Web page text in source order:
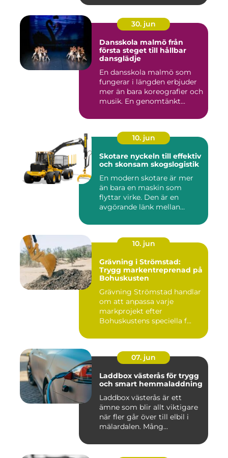
30. jun
Dansskola malmö från
första steget till hållbar
dansglädje
En dansskola malmö som
fungerar i längden erbjuder
mer än bara koreografier och
musik. En genomtänkt...
10. jun
Skotare nyckeln till effektiv
och skonsam skogslogistik
En modern skotare är mer
än bara en maskin som
flyttar virke. Den är en
avgörande länk mellan
10. jun
Grävning i Strömstad:
Trygg markentreprenad på
Bohuskusten
Grävning Strömstad handlar
om att anpassa varje
markprojekt efter
Bohuskustens speciella f...
07. jun
Laddbox västerås för trygg
och smart hemmaladdning
Laddbox västerås är ett
ämne som blir allt viktigare
när fler går över till elbil i
mälardalen. Mång...